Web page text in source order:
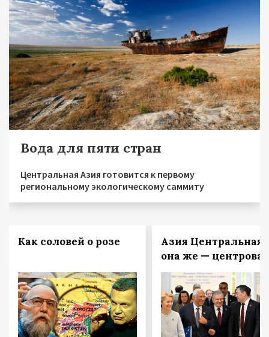
Вода для пяти стран
Центральная Азия готовится к первому
региональному экологическому саммиту
Как соловей о розе
Азия Центральная,
она же — центровая